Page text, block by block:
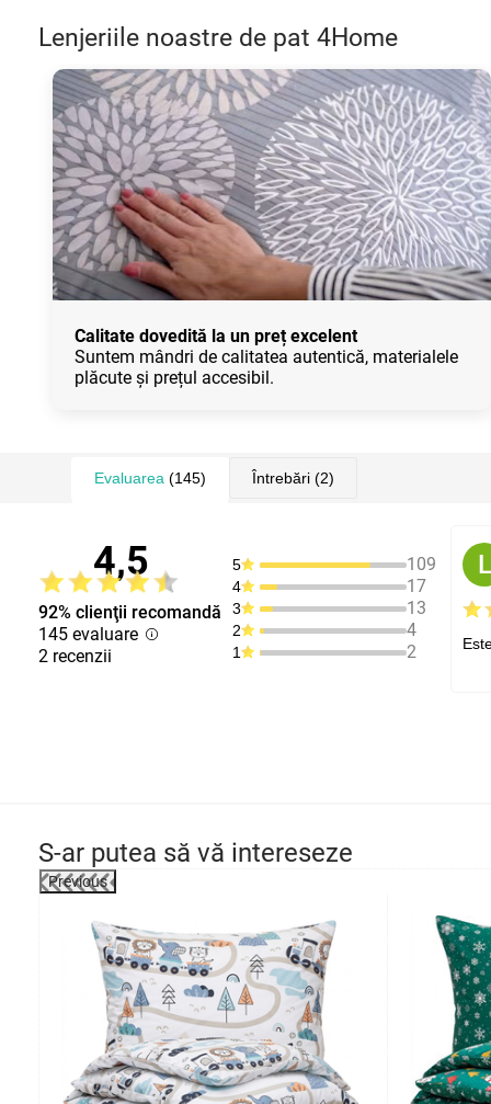
Lenjeriile noastre de pat 4Home
Calitate dovedită la un preț excelent
Suntem mândri de calitatea autentică, materialele
plăcute și prețul accesibil.
Evaluarea (145) Întrebări (2)
4,5
92% clienţii recomandă
145 evaluare
2 recenzii
5 109
4 17
3 13
2 4
1 2
L
S-ar putea să vă intereseze
Previous